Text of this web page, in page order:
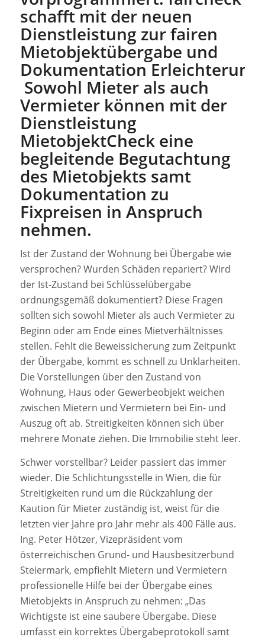
schafft mit der neuen
Dienstleistung zur fairen
Mietobjektübergabe und
Dokumentation Erleichterung.
Sowohl Mieter als auch
Vermieter können mit der
Dienstleistung
MietobjektCheck eine
begleitende Begutachtung
des Mietobjekts samt
Dokumentation zu
Fixpreisen in Anspruch
nehmen.
Ist der Zustand der Wohnung bei Übergabe wie
versprochen? Wurden Schäden repariert? Wird
der Ist-Zustand bei Schlüsselübergabe
ordnungsgemäß dokumentiert? Diese Fragen
sollten sich sowohl Mieter als auch Vermieter zu
Beginn oder am Ende eines Mietverhältnisses
stellen. Fehlt die Beweissicherung zum Zeitpunkt
der Übergabe, kommt es schnell zu Unklarheiten.
Die Vorstellungen über den Zustand von
Wohnung, Haus oder Gewerbeobjekt weichen
zwischen Mietern und Vermietern bei Ein- und
Auszug oft ab. Streitigkeiten können sich über
mehrere Monate ziehen. Die Immobilie steht leer.
Schwer vorstellbar? Leider passiert das immer
wieder. Die Schlichtungsstelle in Wien, die für
Streitigkeiten rund um die Rückzahlung der
Kaution für Mieter zuständig ist, weist für die
letzten vier Jahre pro Jahr mehr als 400 Fälle aus.
Ing. Peter Hötzer, Vizepräsident vom
österreichischen Grund- und Hausbesitzerbund
Steiermark, empfiehlt Mietern und Vermietern
professionelle Hilfe bei der Übergabe eines
Mietobjekts in Anspruch zu nehmen: „Das
Wichtigste ist eine saubere Übergabe. Diese
umfasst ein korrektes Übergabeprotokoll samt